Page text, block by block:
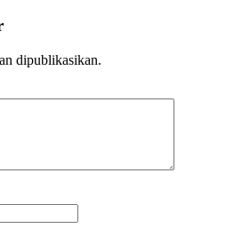
dipublikasikan.